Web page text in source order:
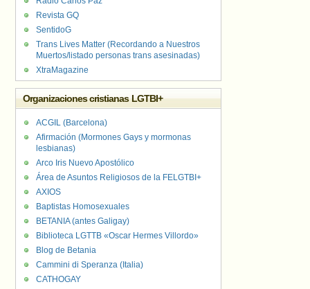
Revista GQ
SentidoG
Trans Lives Matter (Recordando a Nuestros
Muertos/listado personas trans asesinadas)
XtraMagazine
Organizaciones cristianas LGTBI+
ACGIL (Barcelona)
Afirmación (Mormones Gays y mormonas
lesbianas)
Arco Iris Nuevo Apostólico
Área de Asuntos Religiosos de la FELGTBI+
AXIOS
Baptistas Homosexuales
BETANIA (antes Galigay)
Biblioteca LGTTB «Oscar Hermes Villordo»
Blog de Betania
Cammini di Speranza (Italia)
CATHOGAY